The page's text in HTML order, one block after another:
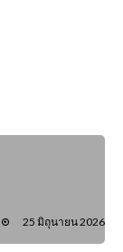
25 มิถุนายน 2026